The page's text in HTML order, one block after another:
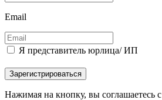
Email
Я представитель юрлица/ ИП
Зарегистрироваться
Нажимая на кнопку, вы соглашаетесь с